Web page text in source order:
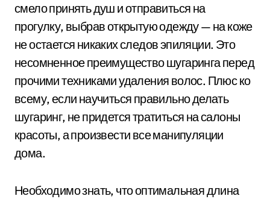
смело принять душ и отправиться на
прогулку, выбрав открытую одежду — на коже
не остается никаких следов эпиляции. Это
несомненное преимущество шугаринга перед
прочими техниками удаления волос. Плюс ко
всему, если научиться правильно делать
шугаринг, не придется тратиться на салоны
красоты, а произвести все манипуляции
дома.
Необходимо знать, что оптимальная длина